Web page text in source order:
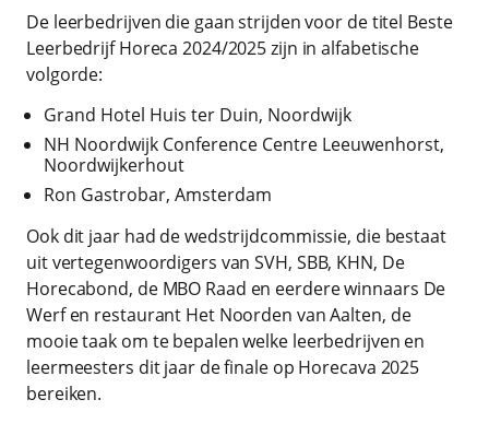
De leerbedrijven die gaan strijden voor de titel Beste
Leerbedrijf Horeca 2024/2025 zijn in alfabetische
volgorde:
Grand Hotel Huis ter Duin, Noordwijk
NH Noordwijk Conference Centre Leeuwenhorst,
Noordwijkerhout
Ron Gastrobar, Amsterdam
Ook dit jaar had de wedstrijdcommissie, die bestaat
uit vertegenwoordigers van SVH, SBB, KHN, De
Horecabond, de MBO Raad en eerdere winnaars De
Werf en restaurant Het Noorden van Aalten, de
mooie taak om te bepalen welke leerbedrijven en
leermeesters dit jaar de finale op Horecava 2025
bereiken.